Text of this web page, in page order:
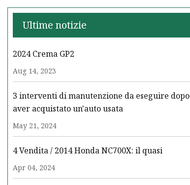
Ultime notizie
2024 Crema GP2
Aug 14, 2023
3 interventi di manutenzione da eseguire dopo
aver acquistato un'auto usata
May 21, 2024
4 Vendita / 2014 Honda NC700X: il quasi
Apr 04, 2024